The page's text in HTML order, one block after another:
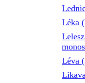
Léka
Léva